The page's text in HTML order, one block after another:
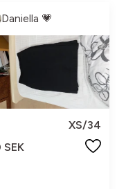
Daniella 💗
XS/34
SEK